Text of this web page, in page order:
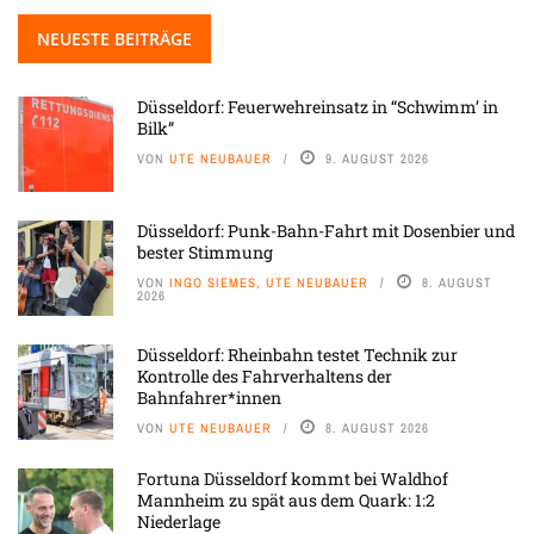
NEUESTE BEITRÄGE
Düsseldorf: Feuerwehreinsatz in “Schwimm’ in
Bilk”
VON UTE NEUBAUER 9. AUGUST 2026
Düsseldorf: Punk-Bahn-Fahrt mit Dosenbier und
bester Stimmung
VON INGO SIEMES, UTE NEUBAUER 8. AUGUST
2026
Düsseldorf: Rheinbahn testet Technik zur
Kontrolle des Fahrverhaltens der
Bahnfahrer*innen
VON UTE NEUBAUER 8. AUGUST 2026
Fortuna Düsseldorf kommt bei Waldhof
Mannheim zu spät aus dem Quark: 1:2
Niederlage